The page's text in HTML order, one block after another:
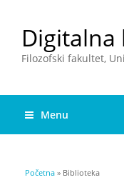
Filozofski fakultet,
Menu
You are here
Početna » Biblioteka